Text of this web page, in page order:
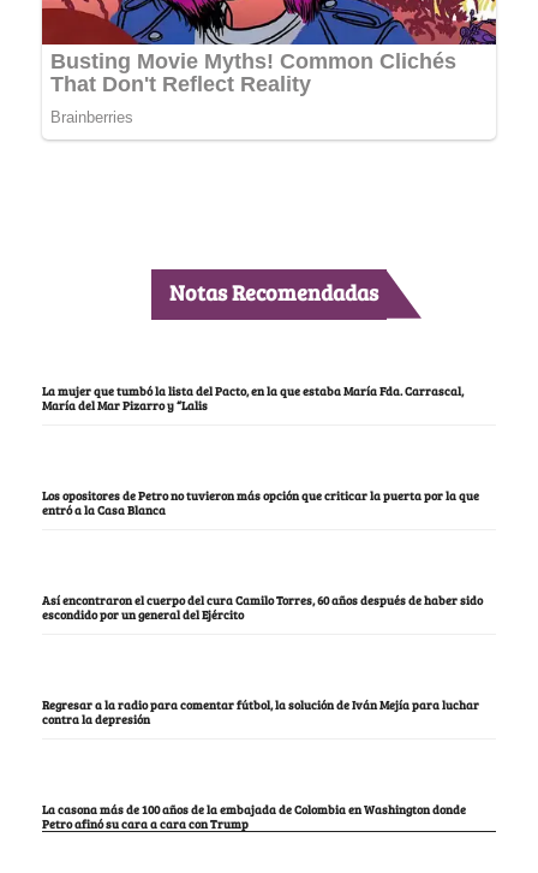
Notas Recomendadas
La mujer que tumbó la lista del Pacto, en la que estaba María Fda. Carrascal,
María del Mar Pizarro y “Lalis
Los opositores de Petro no tuvieron más opción que criticar la puerta por la que
entró a la Casa Blanca
Así encontraron el cuerpo del cura Camilo Torres, 60 años después de haber sido
escondido por un general del Ejército
Regresar a la radio para comentar fútbol, la solución de Iván Mejía para luchar
contra la depresión
La casona más de 100 años de la embajada de Colombia en Washington donde
Petro afinó su cara a cara con Trump